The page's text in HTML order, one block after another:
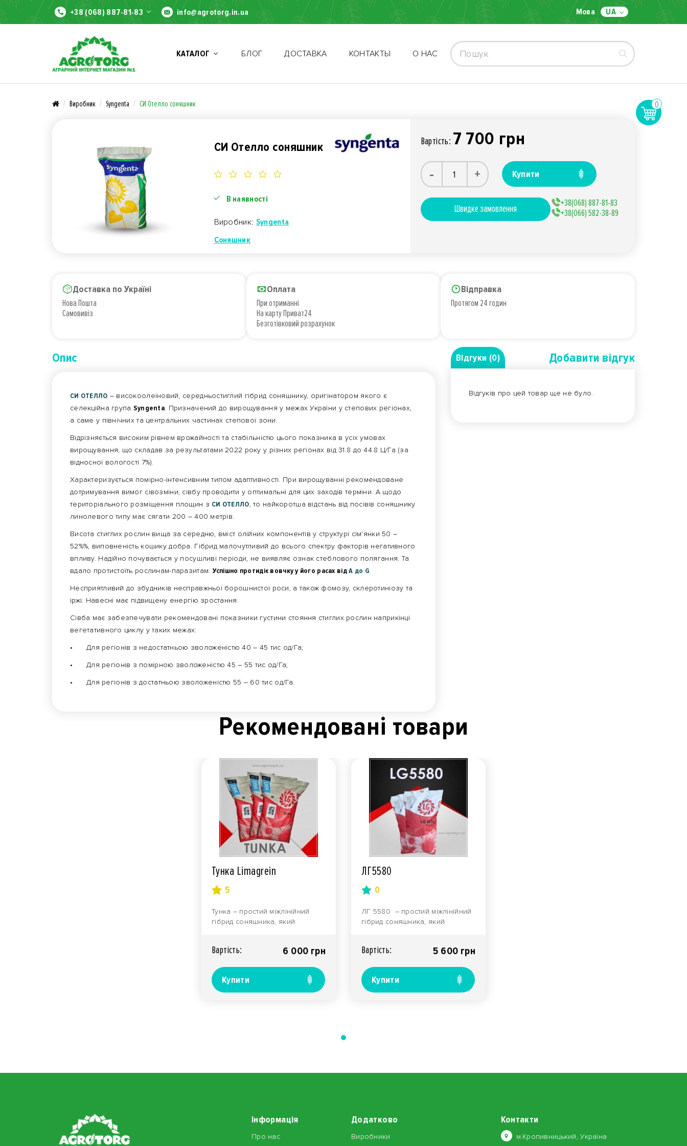
+38 (068) 887-81-83 info@agrotorg.in.ua Мова UA
КАТАЛОГ БЛОГ ДОСТАВКА КОНТАКТЫ О НАС
0
Виробник Syngenta СИ Отелло соняшник
СИ Отелло соняшник
В наявності
Виробник: Syngenta
Соняшник
Вартiсть: 7 700 грн
- + Купити
Швидке замовлення
+38(068) 887-81-83
+38(066) 582-38-89
Доставка по Україні
Нова Пошта
Самовивіз
Оплата
При отриманні
На карту Приват24
Безготівковий розрахунок
Відправка
Протягом 24 годин
Опис
СИ ОТЕЛЛО – високоолеїновий, середньостиглий гібрид соняшнику, оригінатором якого є
селекційна група Syngenta. Призначений до вирощування у межах України у степових регіонах,
а саме у північних та центральних частинах степової зони.
Відрізняється високим рівнем врожайності та стабільністю цього показника в усіх умовах
вирощування, що складав за результатами 2022 року у різних регіонах від 31.8 до 44.8 Ц/Га (за
відносної вологості 7%).
Характеризується помірно-інтенсивним типом адаптивності. При вирощуванні рекомендоване
дотримування вимог сівозміни, сівбу проводити у оптимальні для цих заходів терміни. А щодо
територіального розміщення площин з СИ ОТЕЛЛО, то найкоротша відстань від посівів соняшнику
линолевого типу має сягати 200 – 400 метрів.
Висота стиглих рослин вища за середню, вміст олійних компонентів у структурі сім’янки 50 –
52%%, виповненість кошику добра. Гібрид малочутливий до всього спектру факторів негативного
впливу. Надійно почувається у посушливі періоди, не виявляє ознак стеблового полягання. Та
вдало протистоїть рослинам-паразитам. Успішно протидіє вовчку у його расах відА до G.
Несприятливий до збудників несправжньої борошнистої роси, а також фомозу, склеротиніозу та
іржі. Навесні має підвищену енергію зростання.
Сівба має забезпечувати рекомендовані показники густини стояння стиглих рослин наприкінці
вегетативного циклу у таких межах:
•
Для регіонів з недостатньою зволоженістю 40 – 45 тис од/Га;
•
Для регіонів з помірною зволоженістю 45 – 55 тис од/Га;
•
Для регіонів з достатньою зволоженістю 55 – 60 тис од/Га.
Відгуки (0) Добавити вiдгук
Відгуків про цей товар ще не було.
Рекомендованi товари
Тунка Limagrein
5
Тунка – простий міжлінійний
гібрид соняшника, який
Вартiсть: 6 000 грн
Купити
ЛГ5580
0
ЛГ 5580 – простий міжлінійний
гібрид соняшника, який
Вартiсть: 5 600 грн
Купити
Інформація
Про нас
Додатково
Виробники
Контакти
м.Кропивницький, Україна